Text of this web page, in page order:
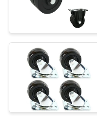
bánh xe